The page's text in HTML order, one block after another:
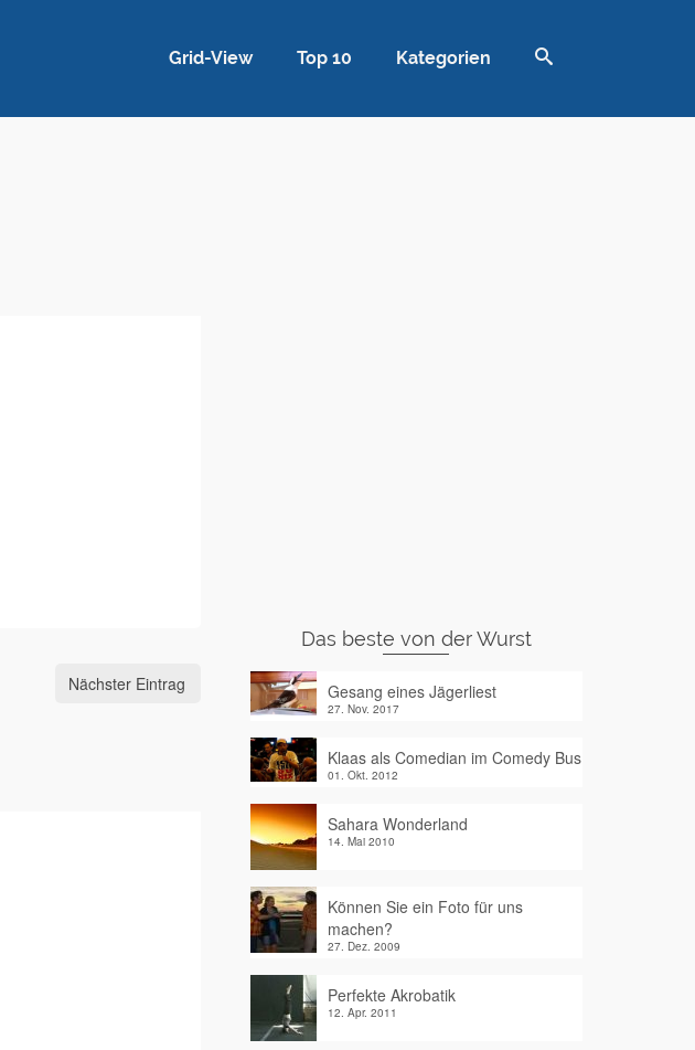
Grid-View Top 10 Kategorien
Nächster Eintrag
Das beste von der Wurst
Gesang eines Jägerliest
27. Nov. 2017
Klaas als Comedian im Comedy Bus
01. Okt. 2012
Sahara Wonderland
14. Mai 2010
Können Sie ein Foto für uns
machen?
27. Dez. 2009
Perfekte Akrobatik
12. Apr. 2011